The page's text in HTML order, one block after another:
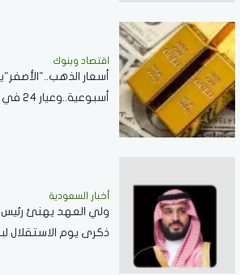
اقتصاد وبنوك
أسعار
أخبار السعودية
ولي العهد يهنئ
ذكرى يوم الاستقلال